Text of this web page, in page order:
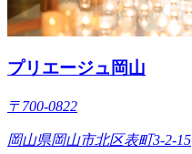
プリエージュ岡山
〒700-0822
岡山県岡山市北区表町3-2-15